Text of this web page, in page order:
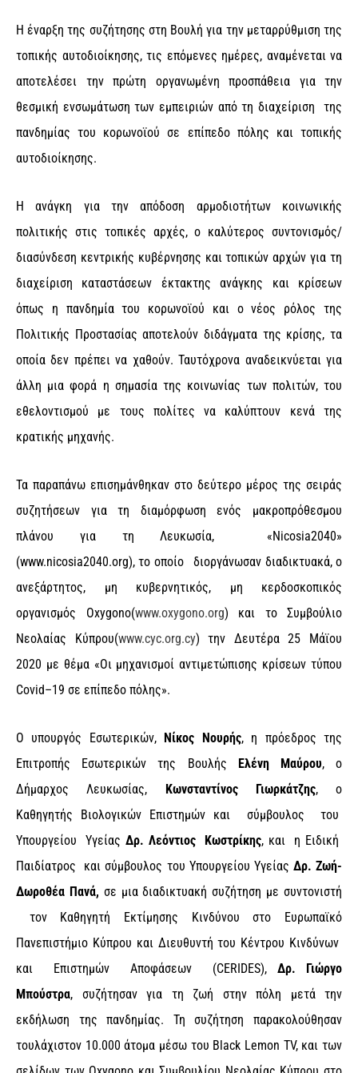
Η έναρξη της συζήτησης στη Βουλή για την μεταρρύθμιση της
τοπικής αυτοδιοίκησης, τις επόμενες ημέρες, αναμένεται να
αποτελέσει την πρώτη οργανωμένη προσπάθεια για την
θεσμική ενσωμάτωση των εμπειριών από τη διαχείριση της
πανδημίας του κορωνοϊού σε επίπεδο πόλης και τοπικής
αυτοδιοίκησης.
Η ανάγκη για την απόδοση αρμοδιοτήτων κοινωνικής
πολιτικής στις τοπικές αρχές, ο καλύτερος συντονισμός/
διασύνδεση κεντρικής κυβέρνησης και τοπικών αρχών για τη
διαχείριση καταστάσεων έκτακτης ανάγκης και κρίσεων
όπως η πανδημία του κορωνοϊού και ο νέος ρόλος της
Πολιτικής Προστασίας αποτελούν διδάγματα της κρίσης, τα
οποία δεν πρέπει να χαθούν. Ταυτόχρονα αναδεικνύεται για
άλλη μια φορά η σημασία της κοινωνίας των πολιτών, του
εθελοντισμού με τους πολίτες να καλύπτουν κενά της
κρατικής μηχανής.
Τα παραπάνω επισημάνθηκαν στο δεύτερο μέρος της σειράς
συζητήσεων για τη διαμόρφωση ενός μακροπρόθεσμου
πλάνου για τη Λευκωσία, «Nicosia2040»
(www.nicosia2040.org), το οποίο διοργάνωσαν διαδικτυακά, ο
ανεξάρτητος, μη κυβερνητικός, μη κερδοσκοπικός
οργανισμός Oxygono(www.oxygono.org) και το Συμβούλιο
Νεολαίας Κύπρου(www.cyc.org.cy) την Δευτέρα 25 Μάϊου
2020 με θέμα «Οι μηχανισμοί αντιμετώπισης κρίσεων τύπου
Covid–19 σε επίπεδο πόλης».
Ο υπουργός Εσωτερικών, Νίκος Νουρής, η πρόεδρος της
Επιτροπής Εσωτερικών της Βουλής Ελένη Μαύρου, ο
Δήμαρχος Λευκωσίας, Κωνσταντίνος Γιωρκάτζης, ο
Καθηγητής Βιολογικών Επιστημών και σύμβουλος του
Υπουργείου ΥγείαςΔρ. Λεόντιος Κωστρίκης, και η Ειδική
Παιδίατρος και σύμβουλος του Υπουργείου Υγείας Δρ. Ζωή-
Δωροθέα Πανά, σε μια διαδικτυακή συζήτηση με συντονιστή
τον Καθηγητή Εκτίμησης Κινδύνου στο Ευρωπαϊκό
Πανεπιστήμιο Κύπρου και Διευθυντή του Κέντρου Κινδύνων
και Επιστημών Αποφάσεων (CERIDES), Δρ. Γιώργο
Μπούστρα, συζήτησαν για τη ζωή στην πόλη μετά την
εκδήλωση της πανδημίας. Τη συζήτηση παρακολούθησαν
τουλάχιστον 10.000 άτομα μέσω του Black Lemon TV, και των